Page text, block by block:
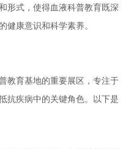
形式，使得血液科普教育既深
健康意识和科学素养。
教育基地的重要展区，专注于
抗疾病中的关键角色。以下是